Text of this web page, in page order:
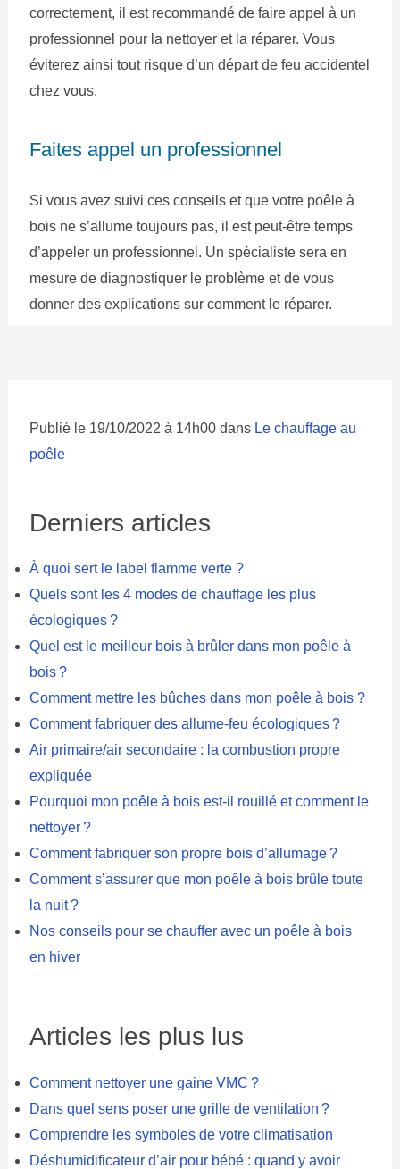
correctement, il est recommandé de faire appel à un
professionnel pour la nettoyer et la réparer. Vous
éviterez ainsi tout risque d’un départ de feu accidentel
chez vous.
Faites appel un professionnel
Si vous avez suivi ces conseils et que votre poêle à
bois ne s’allume toujours pas, il est peut-être temps
d’appeler un professionnel. Un spécialiste sera en
mesure de diagnostiquer le problème et de vous
donner des explications sur comment le réparer.
Publié le 19/10/2022 à 14h00 dans Le chauffage au
poêle
Derniers articles
À quoi sert le label flamme verte ?
Quels sont les 4 modes de chauffage les plus
écologiques ?
Quel est le meilleur bois à brûler dans mon poêle à
bois ?
Comment mettre les bûches dans mon poêle à bois ?
Comment fabriquer des allume-feu écologiques ?
Air primaire/air secondaire : la combustion propre
expliquée
Pourquoi mon poêle à bois est-il rouillé et comment le
nettoyer ?
Comment fabriquer son propre bois d’allumage ?
Comment s’assurer que mon poêle à bois brûle toute
la nuit ?
Nos conseils pour se chauffer avec un poêle à bois
en hiver
Articles les plus lus
Comment nettoyer une gaine VMC ?
Dans quel sens poser une grille de ventilation ?
Comprendre les symboles de votre climatisation
Déshumidificateur d’air pour bébé : quand y avoir